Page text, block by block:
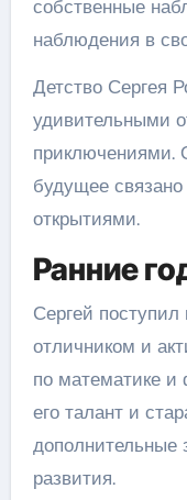
собственные
наблюдения в
Детство Сергея
удивительными
приключениями.
будущее
открытиями.
Ранние
Сергей
отличником и
по математике и
его талант и
дополнительные
развития.